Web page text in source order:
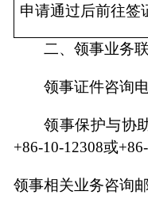
申请通过后前往签
二、领事业务
领事证件咨询
领事保护与协
+86-10-12308或
领事相关业务咨询邮